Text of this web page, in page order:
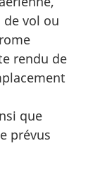
vol ou
rendu de
que
prévus